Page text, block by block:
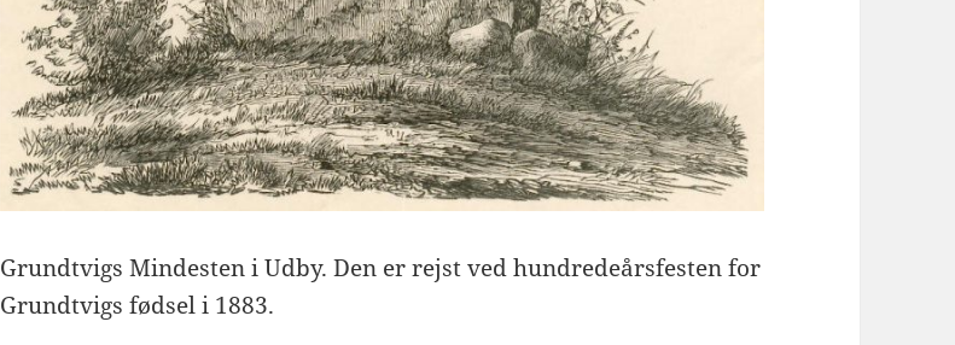
Grundtvigs Mindesten i Udby. Den er rejst ved hundredeårsfesten for
Grundtvigs fødsel i 1883.